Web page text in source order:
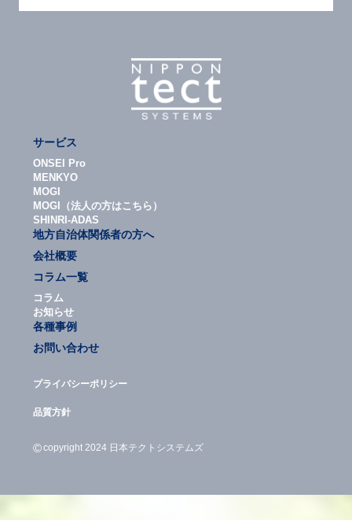
サービス
ONSEI Pro
MENKYO
MOGI
MOGI（法人の方はこちら）
SHINRI-ADAS
地方自治体関係者の方へ
会社概要
コラム一覧
コラム
お知らせ
各種事例
お問い合わせ
プライバシーポリシー
品質方針
©copyright 2024 日本テクトシステムズ